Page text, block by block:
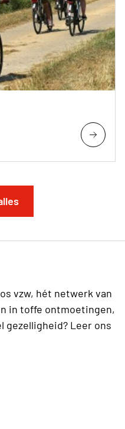
vzw, hét netwerk van
in toffe ontmoetingen,
gezelligheid? Leer ons